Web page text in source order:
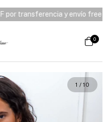
y envío free desde
0
1 / 10